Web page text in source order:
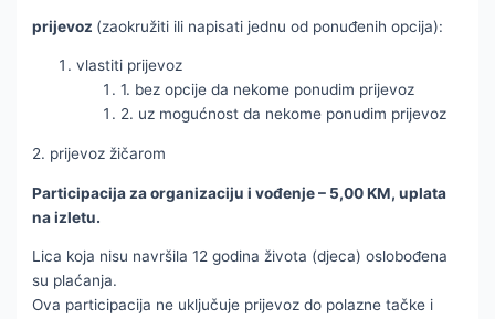
prijevoz (zaokružiti ili napisati jednu od ponuđenih opcija):
vlastiti prijevoz
1. bez opcije da nekome ponudim prijevoz
2. uz mogućnost da nekome ponudim prijevoz
2. prijevoz žičarom
Participacija za organizaciju i vođenje – 5,00 KM, uplata
na izletu.
Lica koja nisu navršila 12 godina života (djeca) oslobođena
su plaćanja.
Ova participacija ne uključuje prijevoz do polazne tačke i